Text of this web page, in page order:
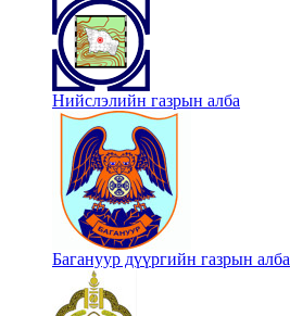
Нийслэлийн газрын алба
Багануур дүүргийн газрын алба